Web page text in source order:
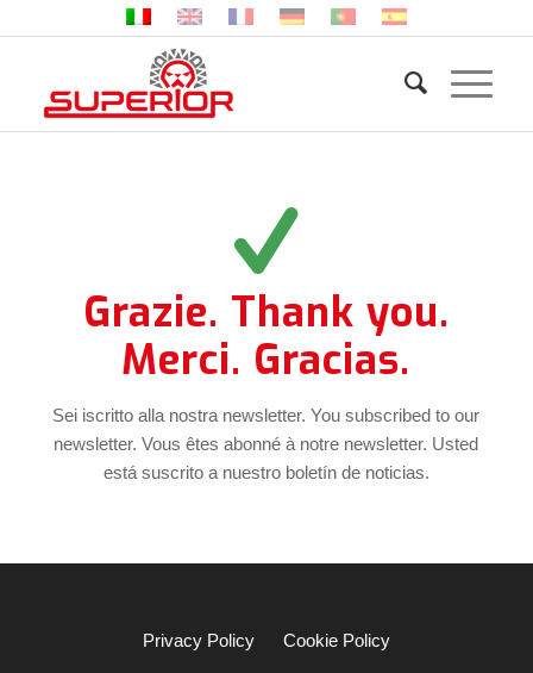
Grazie. Thank you.
Merci. Gracias.
Sei iscritto alla nostra newsletter. You subscribed to our
newsletter. Vous êtes abonné à notre newsletter. Usted
está suscrito a nuestro boletín de noticias.
Privacy Policy Cookie Policy